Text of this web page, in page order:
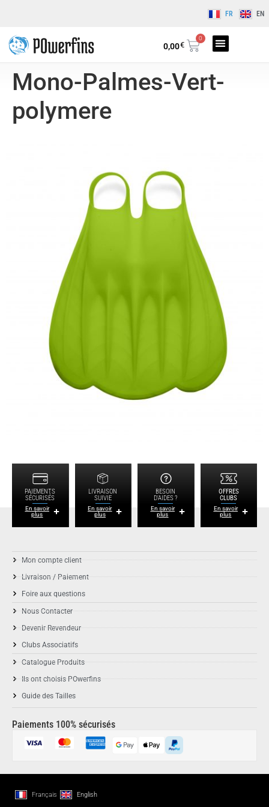
FR EN
0,00€
0
Mono-Palmes-Vert-
polymere
PAIEMENTS
SÉCURISÉS
En savoir
plus
LIVRAISON
SUIVIE
En savoir
plus
BESOIN
D'AIDES ?
En savoir
plus
OFFRES
CLUBS
En savoir
plus
Mon compte client
Livraison / Paiement
Foire aux questions
Nous Contacter
Devenir Revendeur
Clubs Associatifs
Catalogue Produits
Ils ont choisis POwerfins
Guide des Tailles
Paiements 100% sécurisés
Français English